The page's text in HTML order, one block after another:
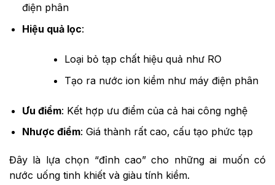
điện phân
Hiệu quả lọc:
Loại bỏ tạp chất hiệu quả như RO
Tạo ra nước ion kiềm như máy điện phân
Ưu điểm: Kết hợp ưu điểm của cả hai công nghệ
Nhược điểm: Giá thành rất cao, cấu tạo phức tạp
Đây là lựa chọn “đỉnh cao” cho những ai muốn có
nước uống tinh khiết và giàu tính kiềm.